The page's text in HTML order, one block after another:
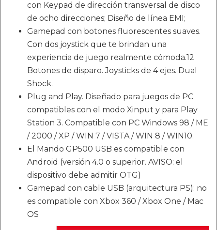
con Keypad de dirección transversal de disco
de ocho direcciones; Diseño de línea EMI;
Gamepad con botones fluorescentes suaves.
Con dos joystick que te brindan una
experiencia de juego realmente cómoda.12
Botones de disparo. Joysticks de 4 ejes. Dual
Shock.
Plug and Play. Diseñado para juegos de PC
compatibles con el modo Xinput y para Play
Station 3. Compatible con PC Windows 98 / ME
/ 2000 / XP / WIN 7 / VISTA / WIN 8 / WIN10.
El Mando GP500 USB es compatible con
Android (versión 4.0 o superior. AVISO: el
dispositivo debe admitir OTG)
Gamepad con cable USB (arquitectura PS): no
es compatible con Xbox 360 / Xbox One / Mac
OS